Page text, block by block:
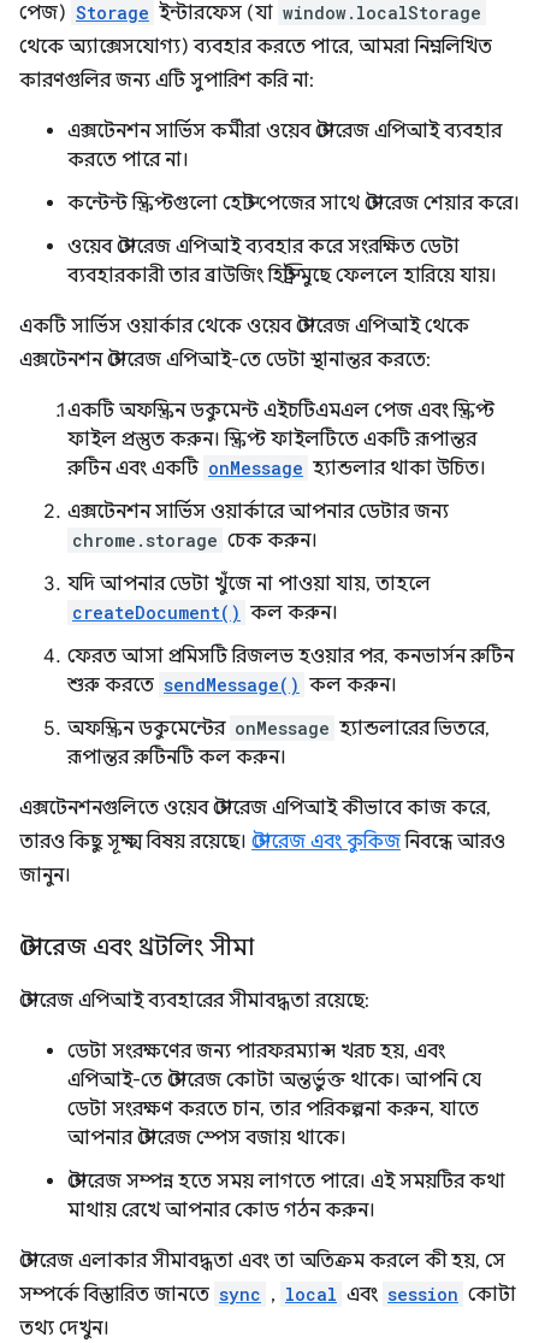
পেজ) Storage ইন্টারফেস (যা window.localStorage
থেকে অ্যাক্সেসযোগ্য) ব্যবহার করতে পারে, আমরা নিম্নলিখিত
কারণগুলির জন্য এটি সুপারিশ করি না:
এক্সটেনশন সার্ভিস কর্মীরা ওয়েব স্টোরেজ এপিআই ব্যবহার
করতে পারে না।
কন্টেন্ট স্ক্রিপ্টগুলো হোস্ট পেজের সাথে স্টোরেজ শেয়ার করে।
ওয়েব স্টোরেজ এপিআই ব্যবহার করে সংরক্ষিত ডেটা
ব্যবহারকারী তার ব্রাউজিং হিস্ট্রি মুছে ফেললে হারিয়ে যায়।
একটি সার্ভিস ওয়ার্কার থেকে ওয়েব স্টোরেজ এপিআই থেকে
এক্সটেনশন স্টোরেজ এপিআই-তে ডেটা স্থানান্তর করতে:
একটি অফস্ক্রিন ডকুমেন্ট এইচটিএমএল পেজ এবং স্ক্রিপ্ট
ফাইল প্রস্তুত করুন। স্ক্রিপ্ট ফাইলটিতে একটি রূপান্তর
রুটিন এবং একটি onMessage হ্যান্ডলার থাকা উচিত।
এক্সটেনশন সার্ভিস ওয়ার্কারে আপনার ডেটার জন্য
chrome.storage চেক করুন।
যদি আপনার ডেটা খুঁজে না পাওয়া যায়, তাহলে
createDocument() কল করুন।
ফেরত আসা প্রমিসটি রিজলভ হওয়ার পর, কনভার্সন রুটিন
শুরু করতে sendMessage() কল করুন।
অফস্ক্রিন ডকুমেন্টের onMessage হ্যান্ডলারের ভিতরে,
রূপান্তর রুটিনটি কল করুন।
এক্সটেনশনগুলিতে ওয়েব স্টোরেজ এপিআই কীভাবে কাজ করে,
তারও কিছু সূক্ষ্ম বিষয় রয়েছে। স্টোরেজ এবং কুকিজনিবন্ধে আরও
জানুন।
স্টোরেজ এবং থ্রটলিং সীমা
স্টোরেজ এপিআই ব্যবহারের সীমাবদ্ধতা রয়েছে:
ডেটা সংরক্ষণের জন্য পারফরম্যান্স খরচ হয়, এবং
এপিআই-তে স্টোরেজ কোটা অন্তর্ভুক্ত থাকে। আপনি যে
ডেটা সংরক্ষণ করতে চান, তার পরিকল্পনা করুন, যাতে
আপনার স্টোরেজ স্পেস বজায় থাকে।
স্টোরেজ সম্পন্ন হতে সময় লাগতে পারে। এই সময়টির কথা
মাথায় রেখে আপনার কোড গঠন করুন।
স্টোরেজ এলাকার সীমাবদ্ধতা এবং তা অতিক্রম করলে কী হয়, সে
সম্পর্কে বিস্তারিত জানতে sync , local এবং session কোটা
তথ্য দেখুন।